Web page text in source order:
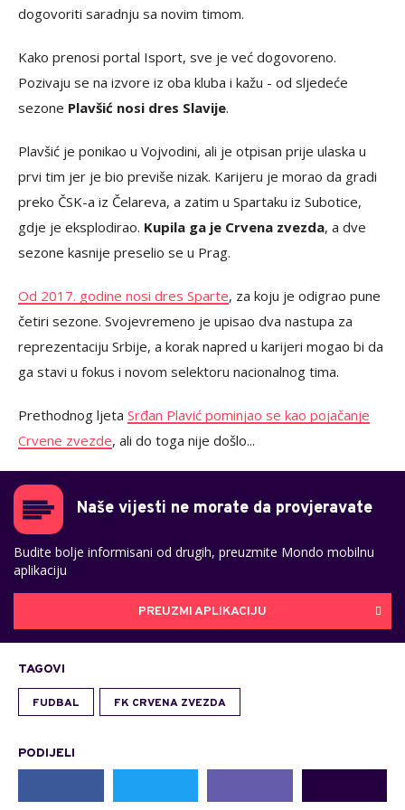
dogovoriti saradnju sa novim timom.
Kako prenosi portal Isport, sve je već dogovoreno.
Pozivaju se na izvore iz oba kluba i kažu - od sljedeće
sezone Plavšić nosi dres Slavije.
Plavšić je ponikao u Vojvodini, ali je otpisan prije ulaska u
prvi tim jer je bio previše nizak. Karijeru je morao da gradi
preko ČSK-a iz Čelareva, a zatim u Spartaku iz Subotice,
gdje je eksplodirao. Kupila ga je Crvena zvezda, a dve
sezone kasnije preselio se u Prag.
Od 2017. godine nosi dres Sparte, za koju je odigrao pune
četiri sezone. Svojevremeno je upisao dva nastupa za
reprezentaciju Srbije, a korak napred u karijeri mogao bi da
ga stavi u fokus i novom selektoru nacionalnog tima.
Prethodnog ljeta Srđan Plavić pominjao se kao pojačanje
Crvene zvezde, ali do toga nije došlo...
Naše vijesti ne morate da provjeravate
Budite bolje informisani od drugih, preuzmite Mondo mobilnu
aplikaciju
PREUZMI APLIKACIJU
TAGOVI
FUDBAL FK CRVENA ZVEZDA
PODIJELI